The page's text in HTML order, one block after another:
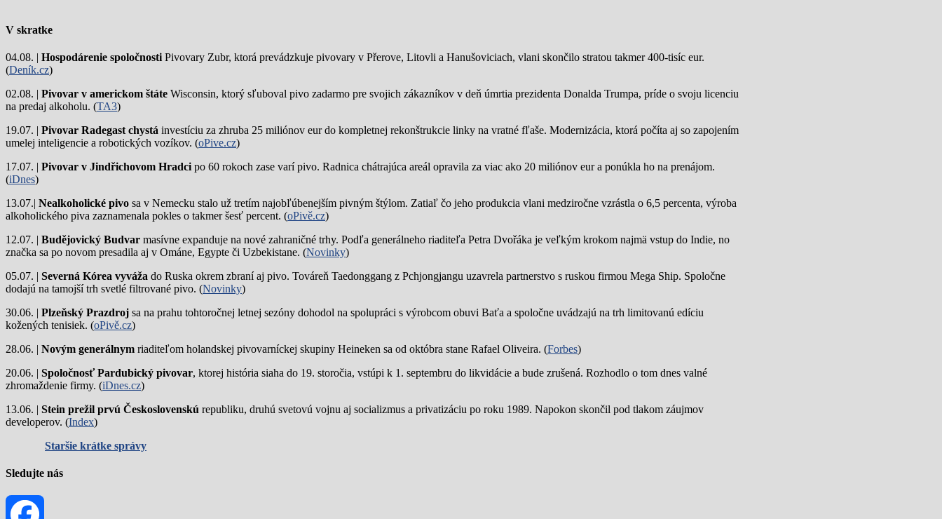
V skratke
04.08. | Hospodárenie spoločnosti Pivovary Zubr, ktorá prevádzkuje pivovary v Přerove, Litovli a Hanušoviciach, vlani skončilo stratou takmer 400-tisíc eur.
(Deník.cz)
02.08. | Pivovar v americkom štáte Wisconsin, ktorý sľuboval pivo zadarmo pre svojich zákazníkov v deň úmrtia prezidenta Donalda Trumpa, príde o svoju licenciu
na predaj alkoholu. (TA3)
19.07. | Pivovar Radegast chystá investíciu za zhruba 25 miliónov eur do kompletnej rekonštrukcie linky na vratné fľaše. Modernizácia, ktorá počíta aj so zapojením
umelej inteligencie a robotických vozíkov. (oPive.cz)
17.07. | Pivovar v Jindřichovom Hradci po 60 rokoch zase varí pivo. Radnica chátrajúca areál opravila za viac ako 20 miliónov eur a ponúkla ho na prenájom.
(iDnes)
13.07.| Nealkoholické pivo sa v Nemecku stalo už tretím najobľúbenejším pivným štýlom. Zatiaľ čo jeho produkcia vlani medziročne vzrástla o 6,5 percenta, výroba
alkoholického piva zaznamenala pokles o takmer šesť percent. (oPivě.cz)
12.07. | Budějovický Budvar masívne expanduje na nové zahraničné trhy. Podľa generálneho riaditeľa Petra Dvořáka je veľkým krokom najmä vstup do Indie, no
značka sa po novom presadila aj v Ománe, Egypte či Uzbekistane. (Novinky)
05.07. | Severná Kórea vyváža do Ruska okrem zbraní aj pivo. Továreň Taedonggang z Pchjongjangu uzavrela partnerstvo s ruskou firmou Mega Ship. Spoločne
dodajú na tamojší trh svetlé filtrované pivo. (Novinky)
30.06. | Plzeňský Prazdroj sa na prahu tohtoročnej letnej sezóny dohodol na spolupráci s výrobcom obuvi Baťa a spoločne uvádzajú na trh limitovanú edíciu
kožených tenisiek. (oPivě.cz)
28.06. | Novým generálnym riaditeľom holandskej pivovarníckej skupiny Heineken sa od októbra stane Rafael Oliveira. (Forbes)
20.06. | Spoločnosť Pardubický pivovar, ktorej história siaha do 19. storočia, vstúpi k 1. septembru do likvidácie a bude zrušená. Rozhodlo o tom dnes valné
zhromaždenie firmy. (iDnes.cz)
13.06. | Stein prežil prvú Československú republiku, druhú svetovú vojnu aj socializmus a privatizáciu po roku 1989. Napokon skončil pod tlakom záujmov
developerov. (Index)
Staršie krátke správy
Sledujte nás